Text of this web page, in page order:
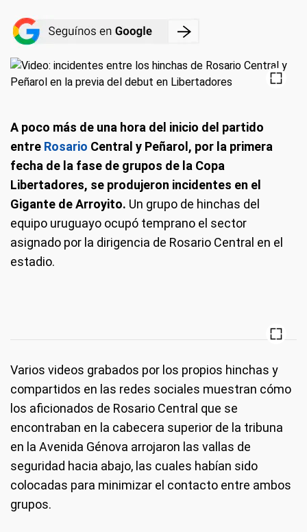
A poco más de una hora del inicio del partido
entre Rosario Central y Peñarol, por la primera
fecha de la fase de grupos de la Copa
Libertadores, se produjeron incidentes en el
Gigante de Arroyito. Un grupo de hinchas del
equipo uruguayo ocupó temprano el sector
asignado por la dirigencia de Rosario Central en el
estadio.
Varios videos grabados por los propios hinchas y
compartidos en las redes sociales muestran cómo
los aficionados de Rosario Central que se
encontraban en la cabecera superior de la tribuna
en la Avenida Génova arrojaron las vallas de
seguridad hacia abajo, las cuales habían sido
colocadas para minimizar el contacto entre ambos
grupos.